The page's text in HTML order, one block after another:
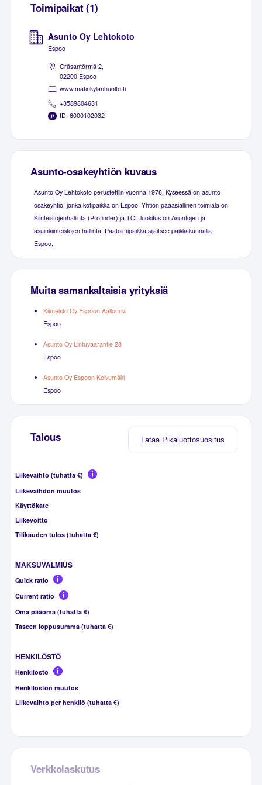
Toimipaikat (1)
Asunto Oy Lehtokoto
Espoo
Gräsantörmä 2,
02200 Espoo
www.matinkylanhuolto.fi
+3589804631
ID: 6000102032
Asunto-osakeyhtiön kuvaus
Asunto Oy Lehtokoto perustettiin vuonna 1978. Kyseessä on asunto-
osakeyhtiö, jonka kotipaikka on Espoo. Yhtiön pääasiallinen toimiala on
Kiinteistöjenhallinta (Profinder) ja TOL-luokitus on Asuntojen ja
asuinkiinteistöjen hallinta. Päätoimipaikka sijaitsee paikkakunnalla
Espoo.
Muita samankaltaisia yrityksiä
Kiinteistö Oy Espoon Aallonrivi
Espoo
Asunto Oy Lintuvaarantie 28
Espoo
Asunto Oy Espoon Koivumäki
Espoo
Lataa Pikaluottosuositus
Talous
Liikevaihto (tuhatta €)
Liikevaihdon muutos
Käyttökate
Liikevoitto
Tilikauden tulos (tuhatta €)
MAKSUVALMIUS
Quick ratio
Current ratio
Oma pääoma (tuhatta €)
Taseen loppusumma (tuhatta €)
HENKILÖSTÖ
Henkilöstö
Henkilöstön muutos
Liikevaihto per henkilö (tuhatta €)
Verkkolaskutus